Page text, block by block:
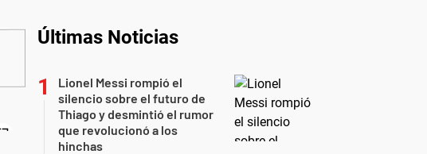
Últimas Noticias
Lionel Messi rompió el
silencio sobre el futuro de
Thiago y desmintió el rumor
que revolucionó a los
hinchas